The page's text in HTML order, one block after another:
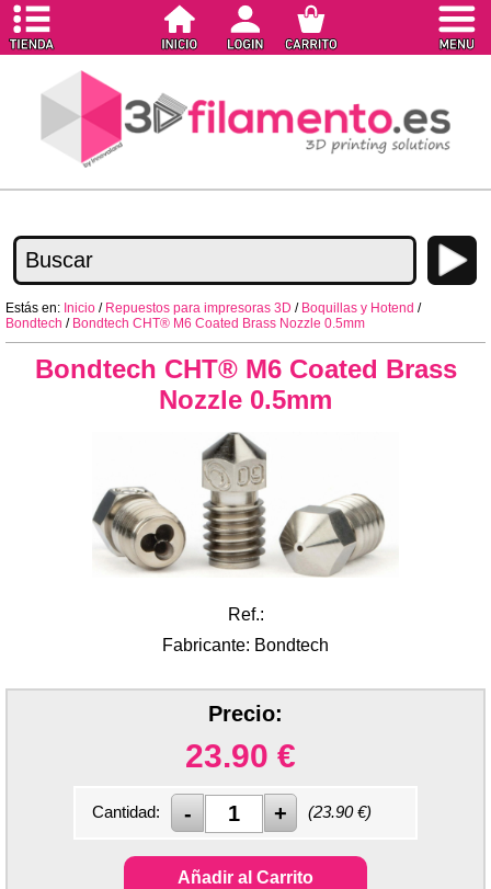
Estás en: Inicio / Repuestos para impresoras 3D / Boquillas y Hotend /
Bondtech / Bondtech CHT® M6 Coated Brass Nozzle 0.5mm
Bondtech CHT® M6 Coated Brass
Nozzle 0.5mm
Ref.:
Fabricante: Bondtech
Precio:
23.90 €
Cantidad: (23.90€)
Añadir al Carrito